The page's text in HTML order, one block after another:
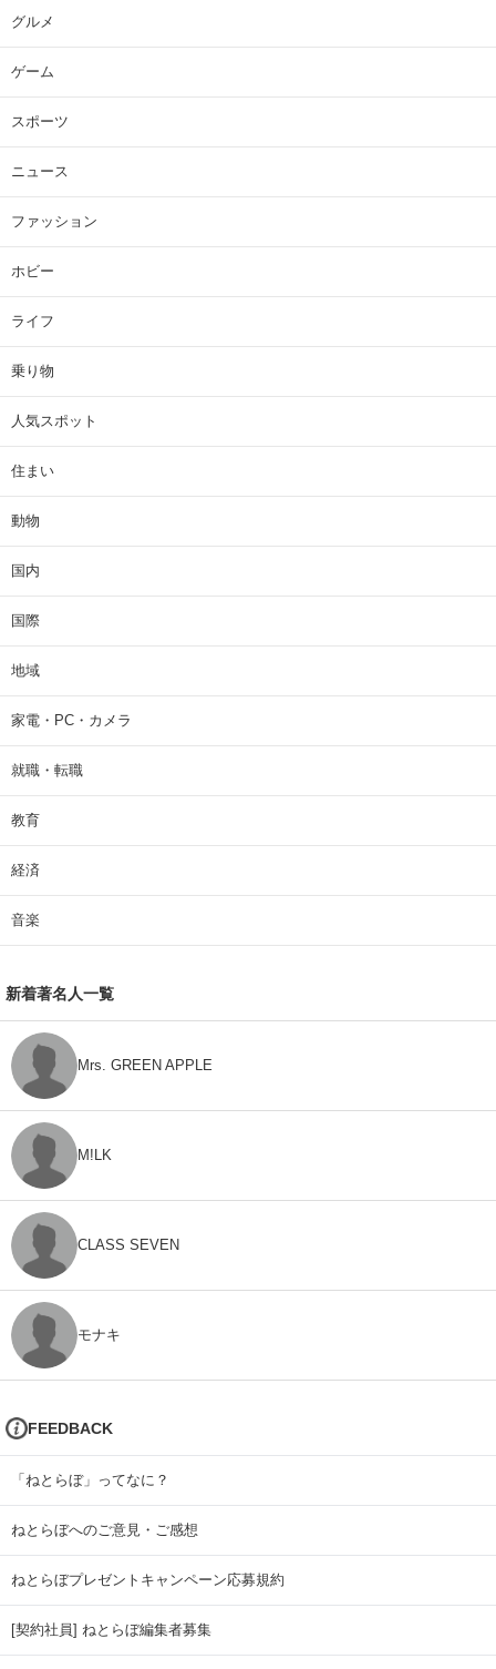
グルメ
ゲーム
スポーツ
ニュース
ファッション
ホビー
ライフ
乗り物
人気スポット
住まい
動物
国内
国際
地域
家電・PC・カメラ
就職・転職
教育
経済
音楽
新着著名人一覧
Mrs. GREEN APPLE
M!LK
CLASS SEVEN
モナキ
FEEDBACK
「ねとらぼ」ってなに？
ねとらぼへのご意見・ご感想
ねとらぼプレゼントキャンペーン応募規約
[契約社員] ねとらぼ編集者募集